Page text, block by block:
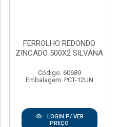
FERROLHO REDONDO
ZINCADO 500X2 SILVANA
Código: 60689
Embalagem: PCT-12UN
LOGIN P/ VER
PREÇO